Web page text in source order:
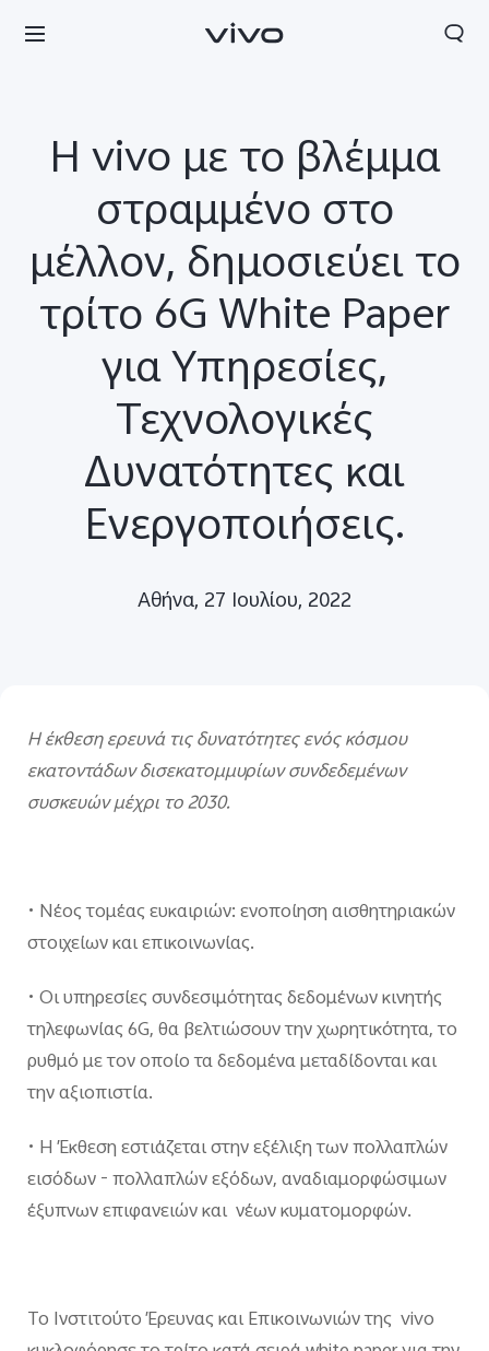
Greece | Επιλέξτε χώρα/περιοχή
Η vivo με το βλέμμα
στραμμένο στο
μέλλον, δημοσιεύει το
τρίτο 6G White Paper
για Υπηρεσίες,
Τεχνολογικές
Δυνατότητες και
Ενεργοποιήσεις.
Αθήνα, 27 Ιουλίου, 2022
Η έκθεση ερευνά τις δυνατότητες ενός κόσμου
εκατοντάδων δισεκατομμυρίων συνδεδεμένων
συσκευών μέχρι το 2030.
• Νέος τομέας ευκαιριών: ενοποίηση αισθητηριακών
στοιχείων και επικοινωνίας.
• Οι υπηρεσίες συνδεσιμότητας δεδομένων κινητής
τηλεφωνίας 6G, θα βελτιώσουν την χωρητικότητα, το
ρυθμό με τον οποίο τα δεδομένα μεταδίδονται και
την αξιοπιστία.
• Η Έκθεση εστιάζεται στην εξέλιξη των πολλαπλών
εισόδων - πολλαπλών εξόδων, αναδιαμορφώσιμων
έξυπνων επιφανειών και νέων κυματομορφών.
Το Ινστιτούτο Έρευνας και Επικοινωνιών της vivo